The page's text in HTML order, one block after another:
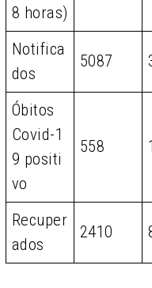
8 horas)
Notifica
dos
5087
Óbitos
Covid-1
9 positi
vo
558 1
Recuper
ados
2410